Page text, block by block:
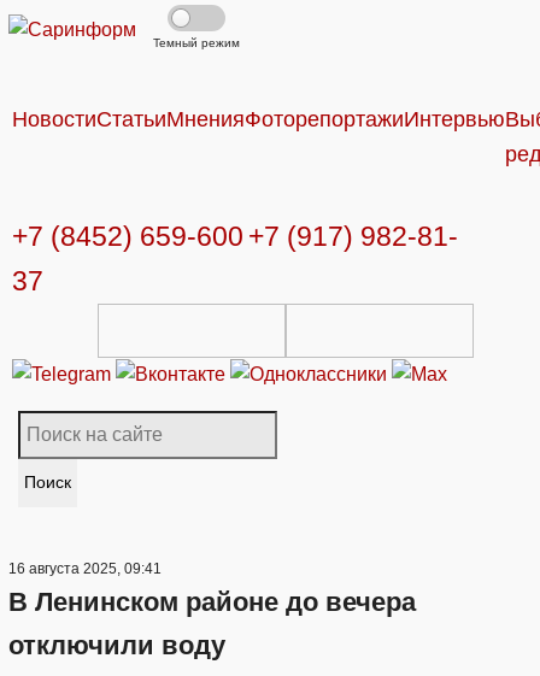
Темный режим
НовостиСтатьиМненияФоторепортажиИнтервью
+7 (8452) 659-600 +7 (917) 982-81-
37
Поиск
16 августа 2025, 09:41
В Ленинском районе до вечера
отключили воду